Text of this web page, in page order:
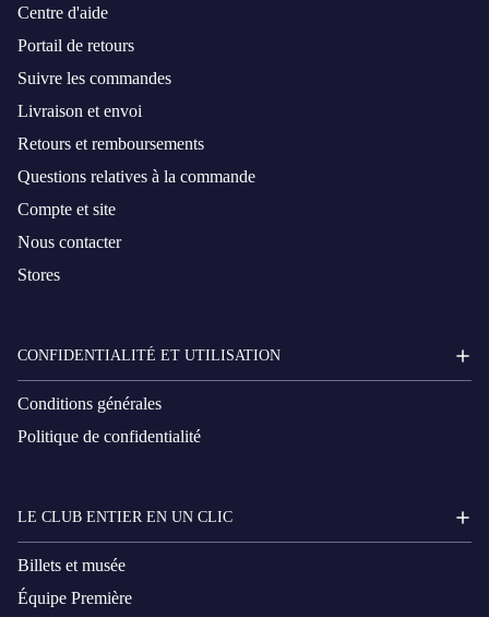
Centre d'aide
Portail de retours
Suivre les commandes
Livraison et envoi
Retours et remboursements
Questions relatives à la commande
Compte et site
Nous contacter
Stores
CONFIDENTIALITÉ ET UTILISATION
Conditions générales
Politique de confidentialité
LE CLUB ENTIER EN UN CLIC
Billets et musée
Équipe Première